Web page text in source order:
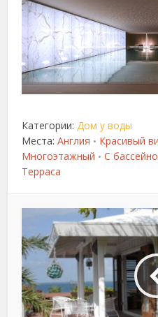
Категории:Дом у воды
Места:Англия • Красивый
Многоэтажный • С
Терраса